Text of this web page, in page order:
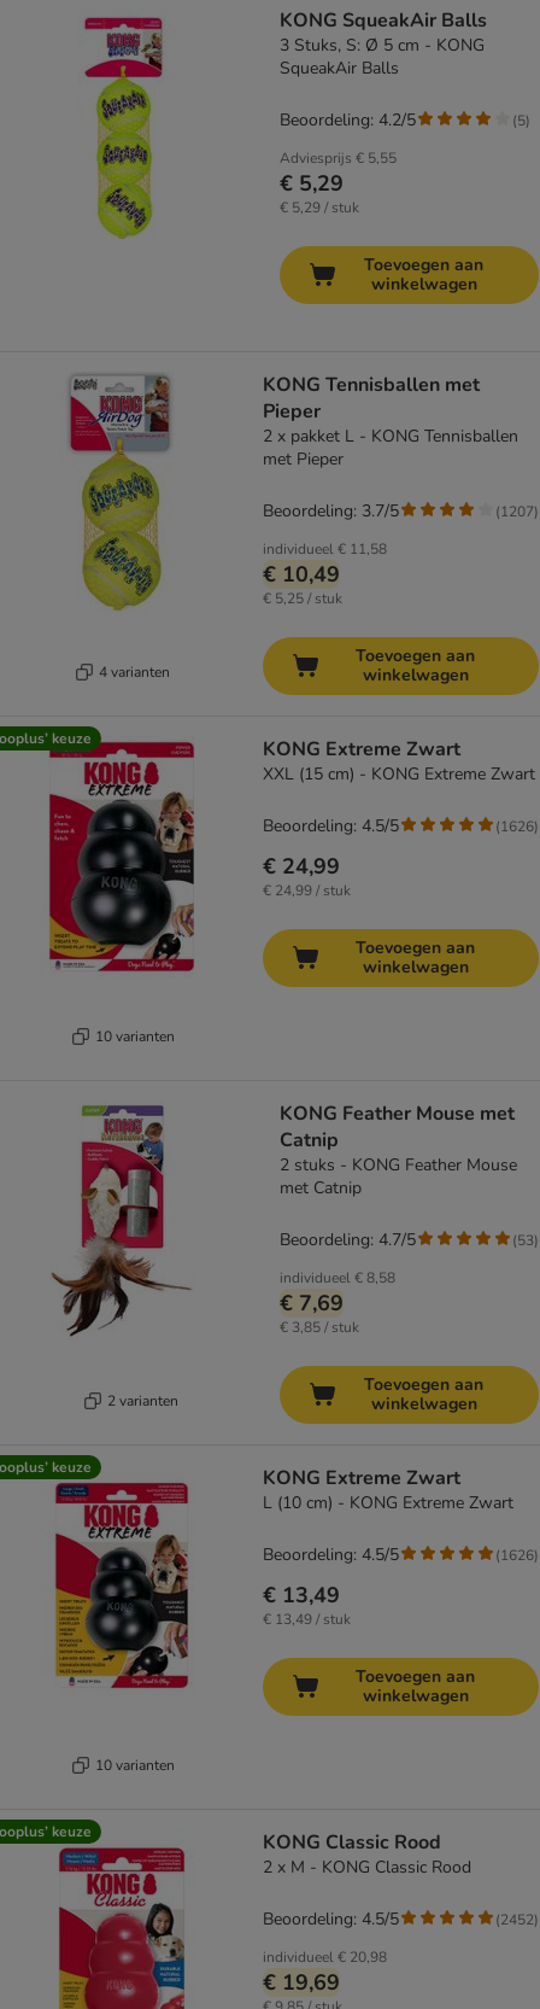
KONG SqueakAir Balls
3 Stuks, S: Ø 5 cm - KONG
SqueakAir Balls
Adviesprijs € 5,55
€ 5,29
€ 5,29 / stuk
Beoordeling: 4.2/5 (5)
Toevoegen aan
winkelwagen
4 varianten
KONG Tennisballen met
Pieper
2 x pakket L - KONG Tennisballen
met Pieper
individueel€ 11,58
€ 10,49
€ 5,25 / stuk
Beoordeling: 3.7/5 (1207)
Toevoegen aan
winkelwagen
keuze
10 varianten
KONG Extreme Zwart
XXL (15 cm) - KONG Extreme Zwart
€ 24,99
€ 24,99 / stuk
Beoordeling: 4.5/5 (1626)
Toevoegen aan
winkelwagen
2 varianten
KONG Feather Mouse met
Catnip
2 stuks - KONG Feather Mouse
met Catnip
individueel€ 8,58
€ 7,69
€ 3,85 / stuk
Beoordeling: 4.7/5 (53)
Toevoegen aan
winkelwagen
keuze
10 varianten
KONG Extreme Zwart
L (10 cm) - KONG Extreme Zwart
€ 13,49
€ 13,49 / stuk
Beoordeling: 4.5/5 (1626)
Toevoegen aan
winkelwagen
keuze KONG Classic Rood
2 x M - KONG Classic Rood
individueel€ 20,98
€ 19,69
Beoordeling: 4.5/5 (2452)